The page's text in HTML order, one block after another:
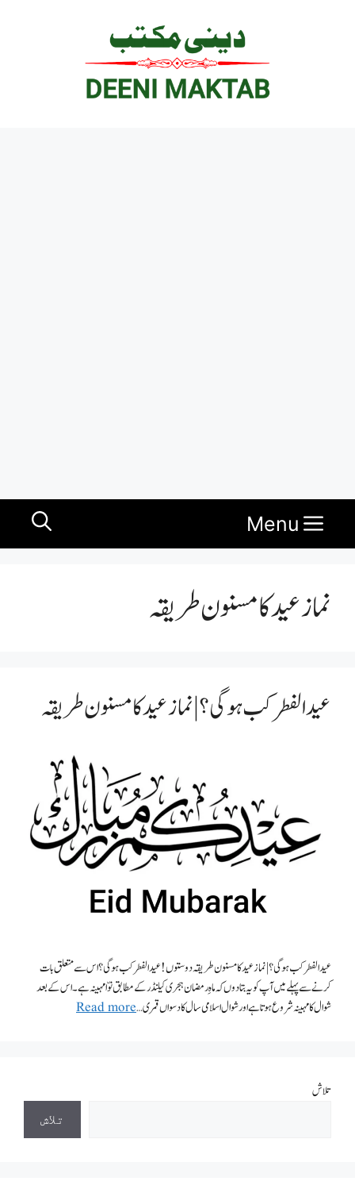
Menu
نماز عید کا مسنون طریقہ
عید الفطر کب ہو گی؟ | نماز عید کا مسنون طریقہ
عید الفطر کب ہو گی؟ | نماز عید کا مسنون طریقہ دوستوں! عید الفطر کب ہو گی ؟ اس سے متعلق بات
کرنے سے پہلے میں آپ کو یہ بتادوں کہ ماہِ رمضان ہجری کیلنڈر کے مطابق نوّا مہینہ ہے۔اس کے بعد
شوال کا مہینہ شروع ہوتا ہے اور شوال اسلامی سال کا دسواں قمری …Read more
تلاش
تلاش